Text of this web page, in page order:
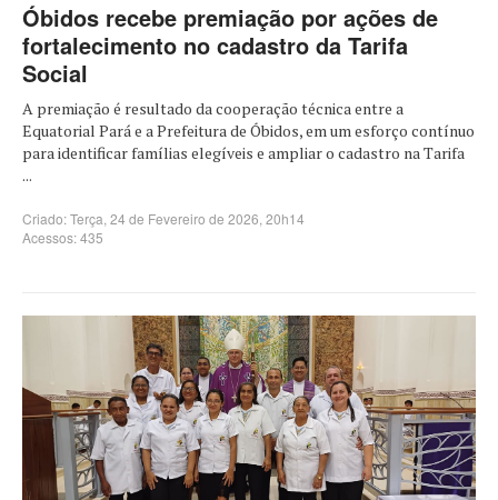
Óbidos recebe premiação por ações de
fortalecimento no cadastro da Tarifa
Social
A premiação é resultado da cooperação técnica entre a
Equatorial Pará e a Prefeitura de Óbidos, em um esforço contínuo
para identificar famílias elegíveis e ampliar o cadastro na Tarifa
...
Criado: Terça, 24 de Fevereiro de 2026, 20h14
Acessos: 435